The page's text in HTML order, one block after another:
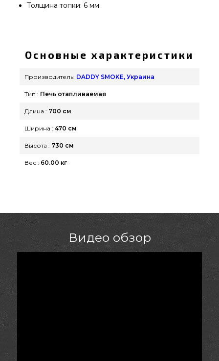
Толщина топки: 6 мм
производителей DADDY SMOKE, Украина по
выгодной цене всего 15 100 грн. в онлайн
каталоге брендовых грилей GrillPoint. Смотрите
магазине grillpoint.com.ua Наберите прямо
сейчас нашим менеджерам на телефонный
Запорожье, Черкассы
Основные характеристики
Производитель: DADDY SMOKE, Украина
Тип : Печь отапливаемая
Длина : 700 см
Ширина : 470 см
Высота : 730 см
Вес : 60.00 кг
Видео обзор